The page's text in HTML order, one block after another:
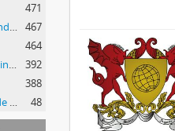
471
Coleção de Fotografias José Marcondes Borges
467
464
Universidade Rural do Estado de Minas Gerais
392
388
Acervo Cartográfico da Universidade Federal de Viçosa
48